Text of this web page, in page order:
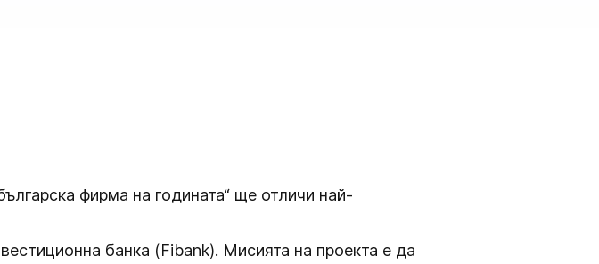
фирма на годината“ ще отличи най-
банка (Fibank). Мисията на проекта е да